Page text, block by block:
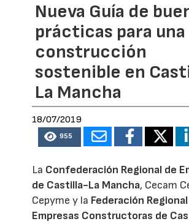
Nueva Guía de
prácticas para una
construcción
sostenible en
La Mancha
18/07/2019
955
La Confederación Regional de
de Castilla-La Mancha, Cecam
Cepyme y la Federación
Empresas Constructoras de